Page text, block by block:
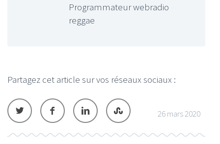
Programmateur webradio
reggae
Partagez cet article sur vos réseaux sociaux :
26 mars 2020